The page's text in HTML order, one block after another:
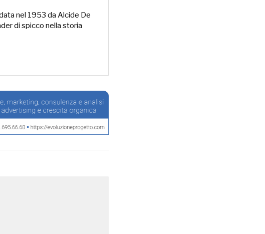
nel 1953 da Alcide De
di spicco nella storia